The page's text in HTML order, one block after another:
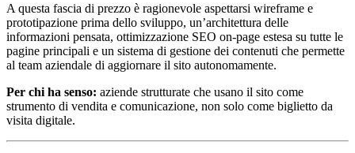
A questa fascia di prezzo è ragionevole aspettarsi wireframe e
prototipazione prima dello sviluppo, un’architettura delle
informazioni pensata, ottimizzazione SEO on-page estesa su tutte le
pagine principali e un sistema di gestione dei contenuti che permette
al team aziendale di aggiornare il sito autonomamente.
Per chi ha senso: aziende strutturate che usano il sito come
strumento di vendita e comunicazione, non solo come biglietto da
visita digitale.